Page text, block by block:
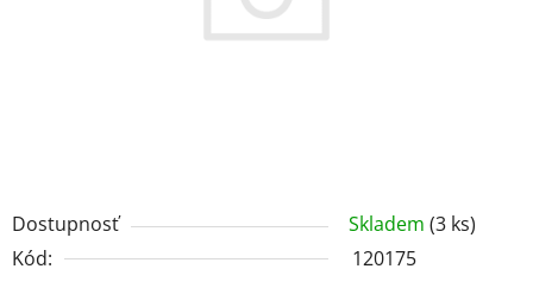
Dostupnosť Skladem (3 ks)
Kód:
120175